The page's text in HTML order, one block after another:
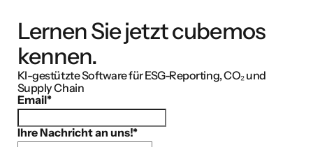
Lernen Sie jetzt cubemos
kennen.
KI-gestützte Software für ESG-Reporting, CO₂ und
Supply Chain
Email*
Ihre Nachricht an uns!*